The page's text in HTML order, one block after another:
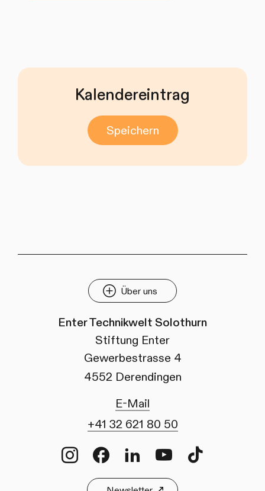
Kalendereintrag
Speichern
Über uns
Enter Technikwelt Solothurn
Stiftung Enter
Gewerbestrasse 4
4552 Derendingen
E-Mail
+41 32 621 80 50